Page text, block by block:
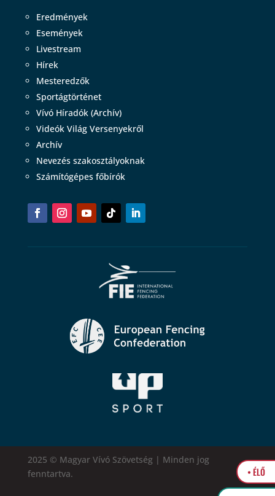
Eredmények
Események
Livestream
Hírek
Mesteredzők
Sportágtörténet
Vívó Híradók (Archív)
Videók Világ Versenyekről
Archív
Nevezés szakosztályoknak
Számítógépes főbírók
2025 © Magyar Vívó Szövetség | Minden jog
fenntartva.
• ÉLŐ